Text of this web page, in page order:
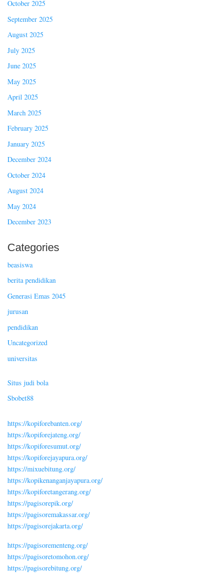
October 2025
September 2025
August 2025
July 2025
June 2025
May 2025
April 2025
March 2025
February 2025
January 2025
December 2024
October 2024
August 2024
May 2024
December 2023
Categories
beasiswa
berita pendidikan
Generasi Emas 2045
jurusan
pendidikan
Uncategorized
universitas
Situs judi bola
Sbobet88
https://kopiforebanten.org/
https://kopiforejateng.org/
https://kopiforesumut.org/
https://kopiforejayapura.org/
https://mixuebitung.org/
https://kopikenanganjayapura.org/
https://kopiforetangerang.org/
https://pagisorepik.org/
https://pagisoremakassar.org/
https://pagisorejakarta.org/
https://pagisorementeng.org/
https://pagisoretomohon.org/
https://pagisorebitung.org/